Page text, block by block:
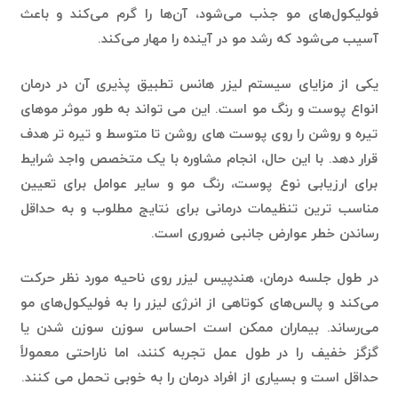
فولیکول‌های مو جذب می‌شود، آن‌ها را گرم می‌کند و باعث
آسیب می‌شود که رشد مو در آینده را مهار می‌کند.
یکی از مزایای سیستم لیزر هانس تطبیق پذیری آن در درمان
انواع پوست و رنگ مو است. این می تواند به طور موثر موهای
تیره و روشن را روی پوست های روشن تا متوسط و تیره تر هدف
قرار دهد. با این حال، انجام مشاوره با یک متخصص واجد شرایط
برای ارزیابی نوع پوست، رنگ مو و سایر عوامل برای تعیین
مناسب ترین تنظیمات درمانی برای نتایج مطلوب و به حداقل
رساندن خطر عوارض جانبی ضروری است.
در طول جلسه درمان، هندپیس لیزر روی ناحیه مورد نظر حرکت
می‌کند و پالس‌های کوتاهی از انرژی لیزر را به فولیکول‌های مو
می‌رساند. بیماران ممکن است احساس سوزن سوزن شدن یا
گزگز خفیف را در طول عمل تجربه کنند، اما ناراحتی معمولاً
حداقل است و بسیاری از افراد درمان را به خوبی تحمل می کنند.